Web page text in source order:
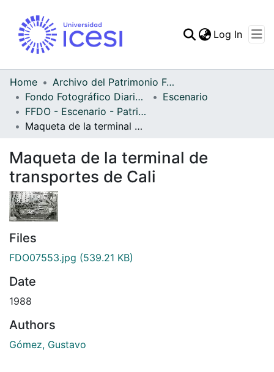
Statistics
Log In
Home
Archivo del Patrimonio Fotográfico y Fílmico del Valle del Cauca
Fondo Fotográfico Diario Occidente
Escenario
FFDO - Escenario - Patrimonial
Maqueta de la terminal de transportes de Cali
Maqueta de la terminal de
transportes de Cali
Files
FDO07553.jpg (539.21 KB)
Date
1988
Authors
Gómez, Gustavo